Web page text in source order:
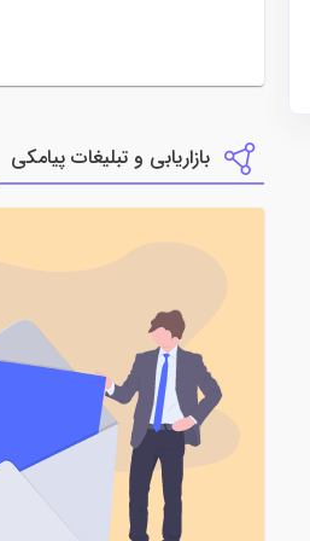
بازاریابی و تبلیغات پیامکی